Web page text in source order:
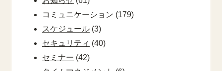
コミュニケーション (179)
スケジュール (3)
セキュリティ (40)
セミナー (42)